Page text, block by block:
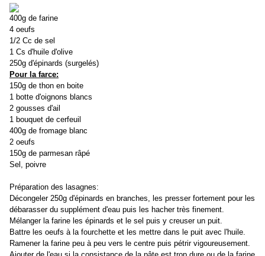
400g de farine
4 oeufs
1/2 Cc de sel
1 Cs d'huile d'olive
250g d'épinards (surgelés)
Pour la farce:
150g de thon en boite
1 botte d'oignons blancs
2 gousses d'ail
1 bouquet de cerfeuil
400g de fromage blanc
2 oeufs
150g de parmesan râpé
Sel, poivre
Préparation des lasagnes:
Décongeler 250g d'épinards en branches, les presser fortement pour les
débarasser du supplément d'eau puis les hacher très finement.
Mélanger la farine les épinards et le sel puis y creuser un puit.
Battre les oeufs à la fourchette et les mettre dans le puit avec l'huile.
Ramener la farine peu à peu vers le centre puis pétrir vigoureusement.